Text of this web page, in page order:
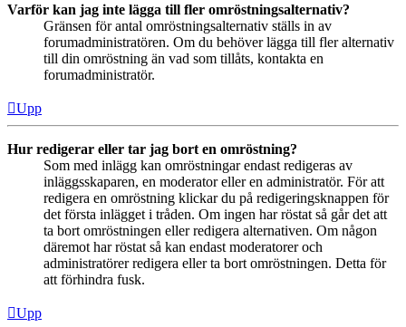
Varför kan jag inte lägga till fler omröstningsalternativ?
Gränsen för antal omröstningsalternativ ställs in av
forumadministratören. Om du behöver lägga till fler alternativ
till din omröstning än vad som tillåts, kontakta en
forumadministratör.
Upp
Hur redigerar eller tar jag bort en omröstning?
Som med inlägg kan omröstningar endast redigeras av
inläggsskaparen, en moderator eller en administratör. För att
redigera en omröstning klickar du på redigeringsknappen för
det första inlägget i tråden. Om ingen har röstat så går det att
ta bort omröstningen eller redigera alternativen. Om någon
däremot har röstat så kan endast moderatorer och
administratörer redigera eller ta bort omröstningen. Detta för
att förhindra fusk.
Upp